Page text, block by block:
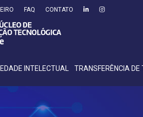
FAQ CONTATO
INTELECTUAL TRANSFERÊNCIA DE